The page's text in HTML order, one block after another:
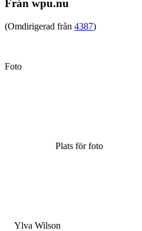
Från wpu.nu
(Omdirigerad från 4387)
Foto
Plats för foto
Ylva Wilson